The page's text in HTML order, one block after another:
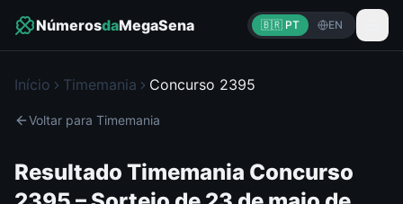
NúmerosdaMegaSena 🇧🇷 PT EN
Início Timemania Concurso 2395
Voltar para Timemania
Resultado Timemania Concurso